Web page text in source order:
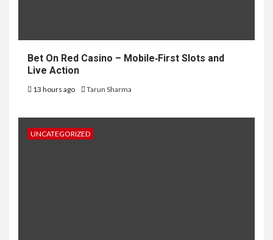
Bet On Red Casino – Mobile‑First Slots and
Live Action
13 hours ago Tarun Sharma
UNCATEGORIZED